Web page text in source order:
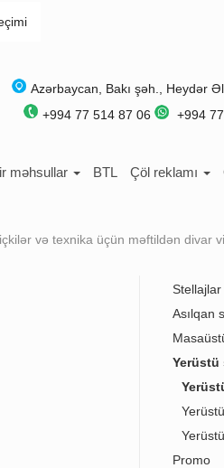
Azərbaycan Bakı şəh., Heydər
+994 77 514 87 06
+994
məhsullar BTL Çöl reklamı
və texnika üçün məftildən divar
Stellajlar
Asılqan
Yerüstü
Promo